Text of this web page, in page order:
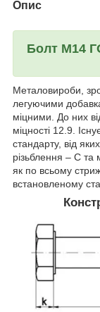
Опис
Болт М14
Металовироби,
легуючими
міцними. До них
міцності 12.9.
стандарту, від
різьблення – С та
як по всьому
встановленому